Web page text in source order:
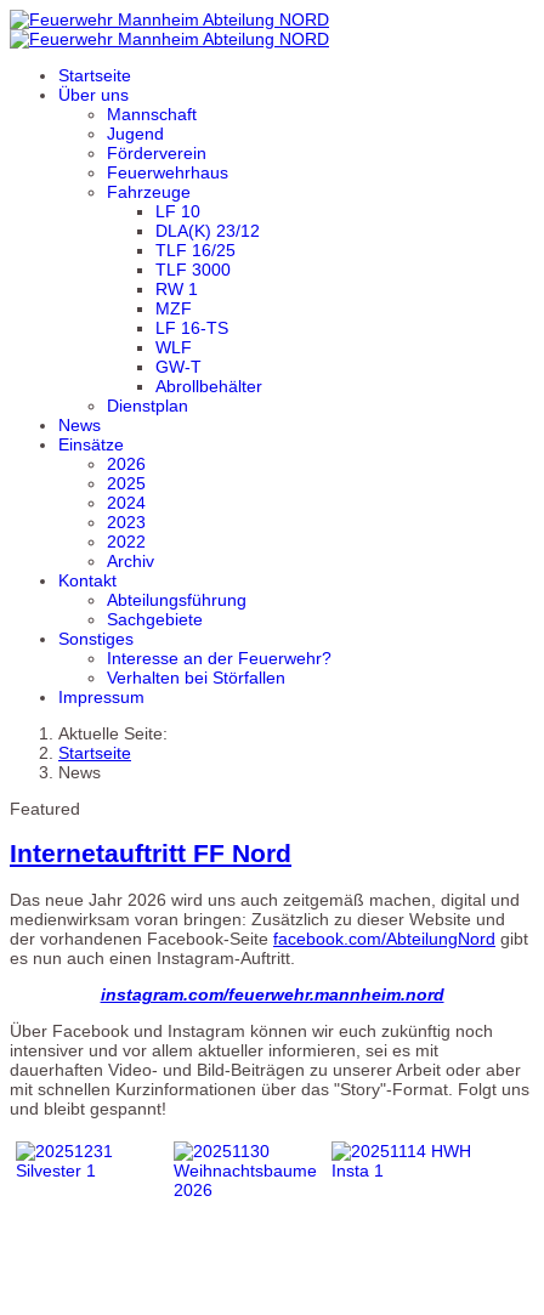
Startseite
Über uns
Mannschaft
Jugend
Förderverein
Feuerwehrhaus
Fahrzeuge
LF 10
DLA(K) 23/12
TLF 16/25
TLF 3000
RW 1
MZF
LF 16-TS
WLF
GW-T
Abrollbehälter
Dienstplan
News
Einsätze
2026
2025
2024
2023
2022
Archiv
Kontakt
Abteilungsführung
Sachgebiete
Sonstiges
Interesse an der Feuerwehr?
Verhalten bei Störfallen
Impressum
Aktuelle Seite:
Startseite
News
Featured
Internetauftritt FF Nord
Das neue Jahr 2026 wird uns auch zeitgemäß machen, digital und
medienwirksam voran bringen: Zusätzlich zu dieser Website und
der vorhandenen Facebook-Seite facebook.com/AbteilungNord gibt
es nun auch einen Instagram-Auftritt.
instagram.com/feuerwehr.mannheim.nord
Über Facebook und Instagram können wir euch zukünftig noch
intensiver und vor allem aktueller informieren, sei es mit
dauerhaften Video- und Bild-Beiträgen zu unserer Arbeit oder aber
mit schnellen Kurzinformationen über das "Story"-Format. Folgt uns
und bleibt gespannt!